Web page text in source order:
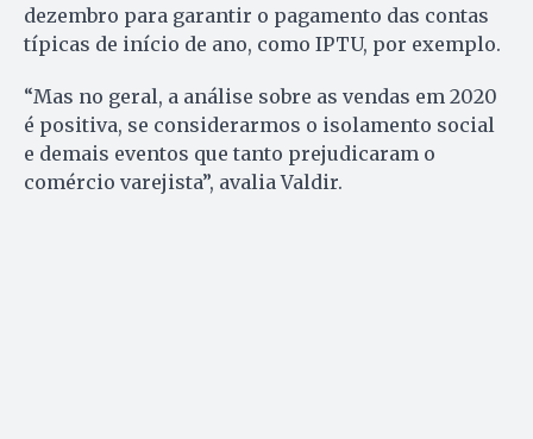
dezembro para garantir o pagamento das contas
típicas de início de ano, como IPTU, por exemplo.
“Mas no geral, a análise sobre as vendas em 2020
é positiva, se considerarmos o isolamento social
e demais eventos que tanto prejudicaram o
comércio varejista”, avalia Valdir.